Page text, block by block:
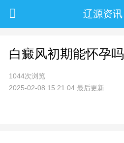
辽源资讯
白癜风初期能怀孕吗
1044次浏览
2025-02-08 15:21:04 最后更新